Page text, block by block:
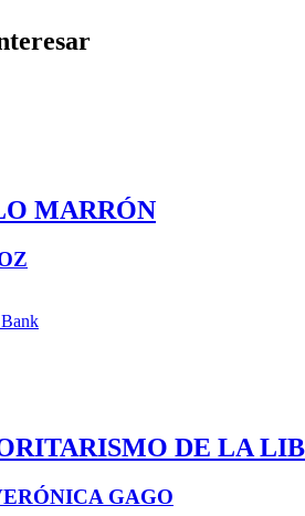
MARRÓN
DE LA
GAGO